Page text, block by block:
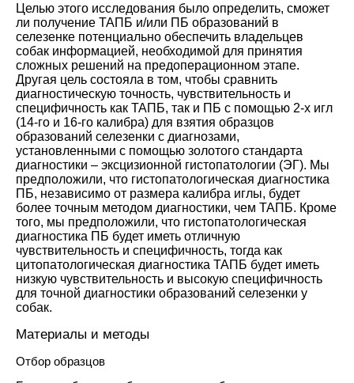
Целью этого исследования было определить, сможет
ли получение ТАПБ и/или ПБ образований в
селезенке потенциально обеспечить владельцев
собак информацией, необходимой для принятия
сложных решений на предоперационном этапе.
Другая цель состояла в том, чтобы сравнить
диагностическую точность, чувствительность и
специфичность как ТАПБ, так и ПБ с помощью 2-х игл
(14-го и 16-го калибра) для взятия образцов
образований селезенки с диагнозами,
установленными с помощью золотого стандарта
диагностики – эксцизионной гистопатологии (ЭГ). Мы
предположили, что гистопатологическая диагностика
ПБ, независимо от размера калибра иглы, будет
более точным методом диагностики, чем ТАПБ. Кроме
того, мы предположили, что гистопатологическая
диагностика ПБ будет иметь отличную
чувствительность и специфичность, тогда как
цитопатологическая диагностика ТАПБ будет иметь
низкую чувствительность и высокую специфичность
для точной диагностики образований селезенки у
собак.
Материалы и методы
Отбор образцов